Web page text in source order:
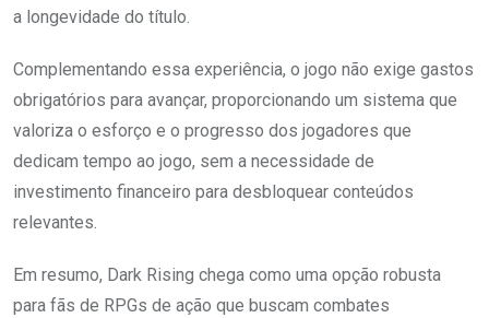
a longevidade do título.
Complementando essa experiência, o jogo não exige gastos
obrigatórios para avançar, proporcionando um sistema que
valoriza o esforço e o progresso dos jogadores que
dedicam tempo ao jogo, sem a necessidade de
investimento financeiro para desbloquear conteúdos
relevantes.
Em resumo, Dark Rising chega como uma opção robusta
para fãs de RPGs de ação que buscam combates